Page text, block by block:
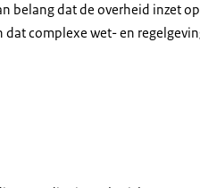
belang dat de overheid inzet
complexe wet- en